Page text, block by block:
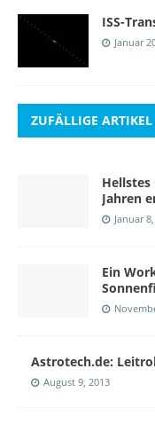
ISS-
Januar
ZUFÄLLIGE ARTIKEL
Jahren
Januar
Ein
Astrotech.de:
August 9, 2013